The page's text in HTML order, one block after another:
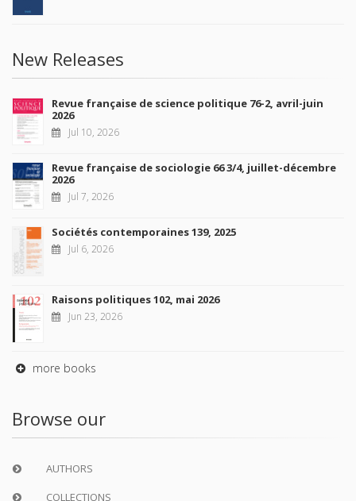
New Releases
Revue française de science politique 76-2, avril-juin
2026
Jul 10, 2026
Revue française de sociologie 66 3/4, juillet-décembre
2026
Jul 7, 2026
Sociétés contemporaines 139, 2025
Jul 6, 2026
Raisons politiques 102, mai 2026
Jun 23, 2026
more books
Browse our
AUTHORS
COLLECTIONS